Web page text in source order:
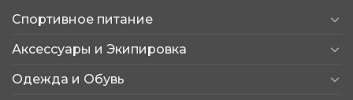
Спортивное питание
Аксессуары и Экипировка
Одежда и Обувь